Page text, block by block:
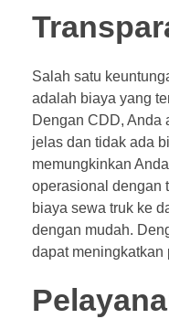
Salah satu
adalah biaya yang
Dengan CDD, Anda
jelas dan tidak ada
memungkinkan
operasional dengan
biaya sewa truk ke
dengan mudah.
dapat meningkatkan